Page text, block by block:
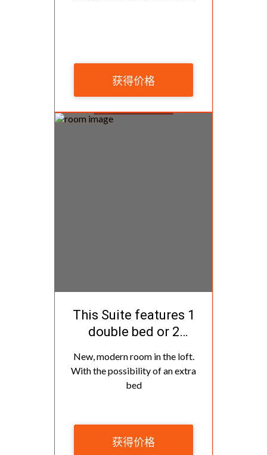
获得价格
This Suite features 1
double bed or 2
New, modern room in the loft.
With the possibility of an extra
bed
获得价格